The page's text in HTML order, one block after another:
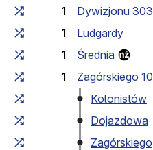
1
Dywizjonu 303
1
Ludgardy
1
Średnia
1
Zagórskiego 10
Kolonistów
Dojazdowa
Zagórskiego